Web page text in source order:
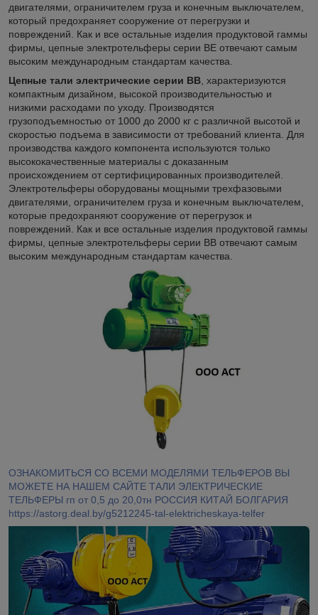
двигателями, ограничителем груза и конечным выключателем,
который предохраняет сооружение от перегрузки и
повреждений. Как и все остальные изделия продуктовой гаммы
фирмы, цепные электротельферы серии ВЕ отвечают самым
высоким международным стандартам качества.
Цепные тали электрические серии ВB , характеризуются
компактным дизайном, высокой производительностью и
низкими расходами по уходу. Производятся
грузоподъемностью от 1000 до 2000 кг с различной высотой и
скоростью подъема в зависимости от требований клиента. Для
производства каждого компонента используются только
высококачественные материалы с доказанным
происхождением от сертифицированных производителей.
Электротельферы оборудованы мощными трехфазовыми
двигателями, ограничителем груза и конечным выключателем,
которые предохраняют сооружение от перегрузок и
повреждений. Как и все остальные изделия продуктовой гаммы
фирмы, цепные электротельферы серии ВB отвечают самым
высоким международным стандартам качества.
ОЗНАКОМИТЬСЯ СО ВСЕМИ МОДЕЛЯМИ ТЕЛЬФЕРОВ ВЫ
МОЖЕТЕ НА НАШЕМ САЙТЕ ТАЛИ ЭЛЕКТРИЧЕСКИЕ
ТЕЛЬФЕРЫ гп от 0,5 до 20,0тн РОССИЯ КИТАЙ БОЛГАРИЯ
https://astorg.deal.by/g5212245-tal-elektricheskaya-telfer